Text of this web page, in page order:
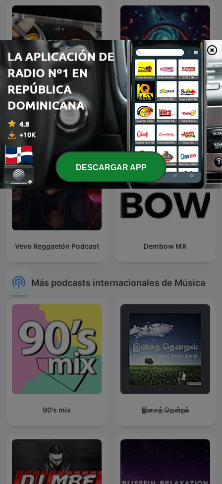
Vuelven los '80
Musica Relajante A Cada
Instante
Vevo Reggaetón Podcast Dembow MX
Más podcasts internacionales de Música
90's mix இசைத் தென்றல்
DESCARGAR APP